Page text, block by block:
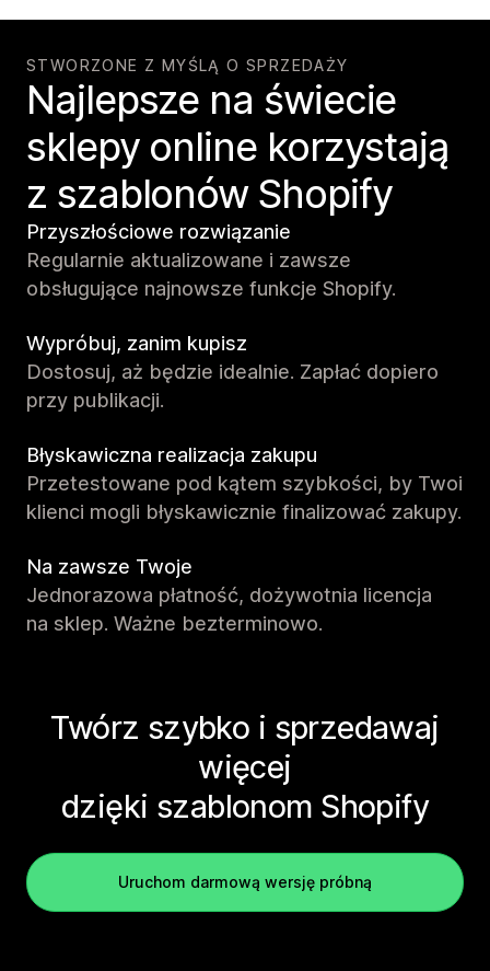
STWORZONE Z MYŚLĄ O SPRZEDAŻY
Najlepsze na świecie
sklepy online korzystają
z szablonów Shopify
Przyszłościowe rozwiązanie
Regularnie aktualizowane i zawsze
obsługujące najnowsze funkcje Shopify.
Wypróbuj, zanim kupisz
Dostosuj, aż będzie idealnie. Zapłać dopiero
przy publikacji.
Błyskawiczna realizacja zakupu
Przetestowane pod kątem szybkości, by Twoi
klienci mogli błyskawicznie finalizować zakupy.
Na zawsze Twoje
Jednorazowa płatność, dożywotnia licencja
na sklep. Ważne bezterminowo.
Twórz szybko i sprzedawaj
więcej
dzięki szablonom Shopify
Uruchom darmową wersję próbną